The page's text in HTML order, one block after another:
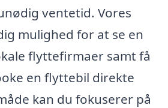
ventetid. Vores
mulighed for at se en
flyttefirmaer samt få
en flyttebil direkte
kan du fokuserer på